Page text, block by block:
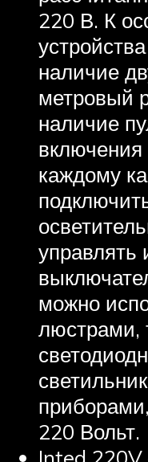
220 В. К
наличие
метровый
наличие
включения
каждому
можно
люстрами,
220 Вольт.